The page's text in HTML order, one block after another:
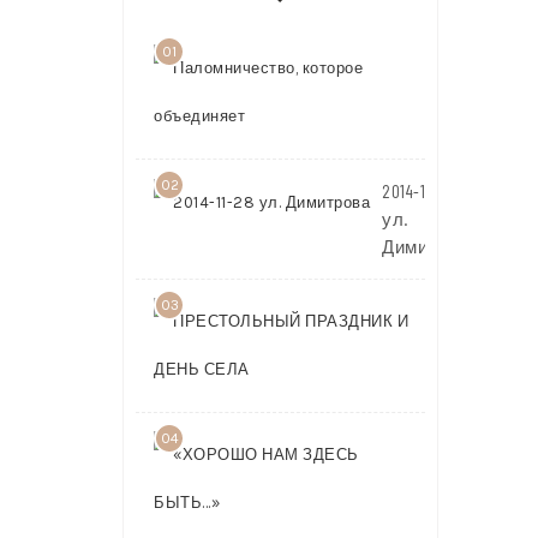
01
02
2014-11-28
ул.
Димитрова
03
04